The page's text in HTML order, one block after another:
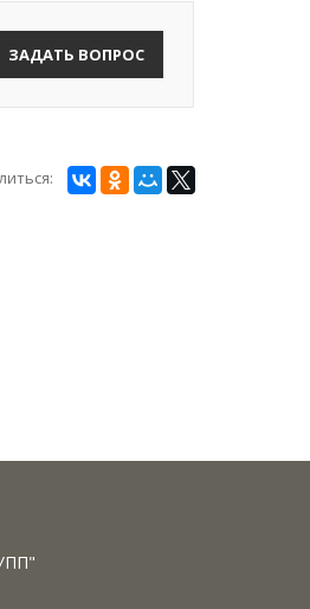
ЗАДАТЬ ВОПРОС